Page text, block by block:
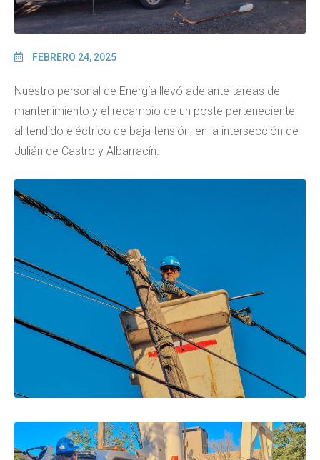
FEBRERO 24, 2025
Nuestro personal de Energía llevó adelante tareas de
mantenimiento y el recambio de un poste perteneciente
al tendido eléctrico de baja tensión, en la intersección de
Julián de Castro y Albarracín.